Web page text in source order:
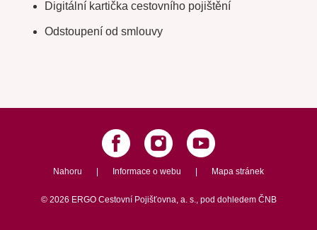
Digitální kartička cestovního pojištění
Odstoupení od smlouvy
Nahoru | Informace o webu | Mapa stránek
© 2026 ERGO Cestovní Pojišťovna, a. s., pod dohledem ČNB